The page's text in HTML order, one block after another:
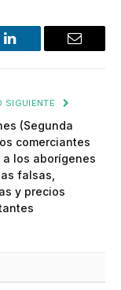
LinkedIn Email
SIGUIENTE
(Segunda
comerciantes
los aborígenes
falsas,
y precios